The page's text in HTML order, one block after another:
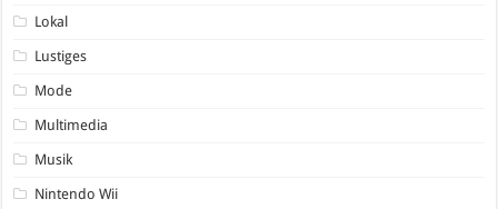
Lokal
Lustiges
Mode
Multimedia
Musik
Nintendo Wii